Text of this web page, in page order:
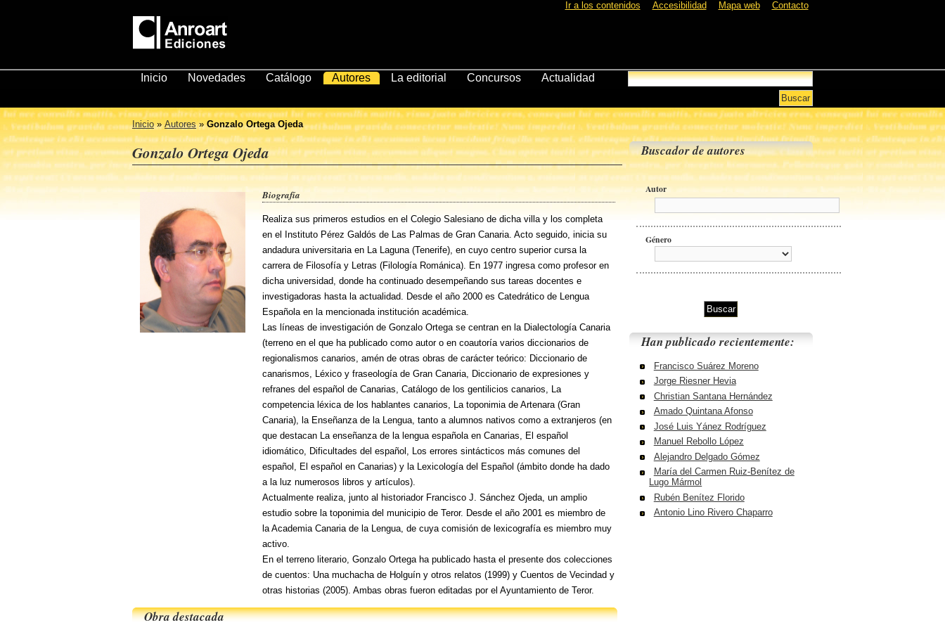
Ir a los contenidos Accesibilidad Mapa web Contacto
Inicio Novedades Catálogo Autores La editorial Concursos Actualidad
Inicio»Autores»Gonzalo Ortega Ojeda
Gonzalo Ortega Ojeda
Biografía
Realiza sus primeros estudios en el Colegio Salesiano de dicha villa y los completa
en el Instituto Pérez Galdós de Las Palmas de Gran Canaria. Acto seguido, inicia su
andadura universitaria en La Laguna (Tenerife), en cuyo centro superior cursa la
carrera de Filosofía y Letras (Filología Románica). En 1977 ingresa como profesor en
dicha universidad, donde ha continuado desempeñando sus tareas docentes e
investigadoras hasta la actualidad. Desde el año 2000 es Catedrático de Lengua
Española en la mencionada institución académica.
Las líneas de investigación de Gonzalo Ortega se centran en la Dialectología Canaria
(terreno en el que ha publicado como autor o en coautoría varios diccionarios de
regionalismos canarios, amén de otras obras de carácter teórico: Diccionario de
canarismos, Léxico y fraseología de Gran Canaria, Diccionario de expresiones y
refranes del español de Canarias, Catálogo de los gentilicios canarios, La
competencia léxica de los hablantes canarios, La toponimia de Artenara (Gran
Canaria), la Enseñanza de la Lengua, tanto a alumnos nativos como a extranjeros (en
que destacan La enseñanza de la lengua española en Canarias, El español
idiomático, Dificultades del español, Los errores sintácticos más comunes del
español, El español en Canarias) y la Lexicología del Español (ámbito donde ha dado
a la luz numerosos libros y artículos).
Actualmente realiza, junto al historiador Francisco J. Sánchez Ojeda, un amplio
estudio sobre la toponimia del municipio de Teror. Desde el año 2001 es miembro de
la Academia Canaria de la Lengua, de cuya comisión de lexicografía es miembro muy
activo.
En el terreno literario, Gonzalo Ortega ha publicado hasta el presente dos colecciones
de cuentos: Una muchacha de Holguín y otros relatos (1999) y Cuentos de Vecindad y
otras historias (2005). Ambas obras fueron editadas por el Ayuntamiento de Teror.
Obra destacada
Buscador de autores
Autor
Género
Han publicado recientemente:
Francisco Suárez Moreno
Jorge Riesner Hevia
Christian Santana Hernández
Amado Quintana Afonso
José Luis Yánez Rodríguez
Manuel Rebollo López
Alejandro Delgado Gómez
María del Carmen Ruiz-Benítez de
Lugo Mármol
Rubén Benítez Florido
Antonio Lino Rivero Chaparro